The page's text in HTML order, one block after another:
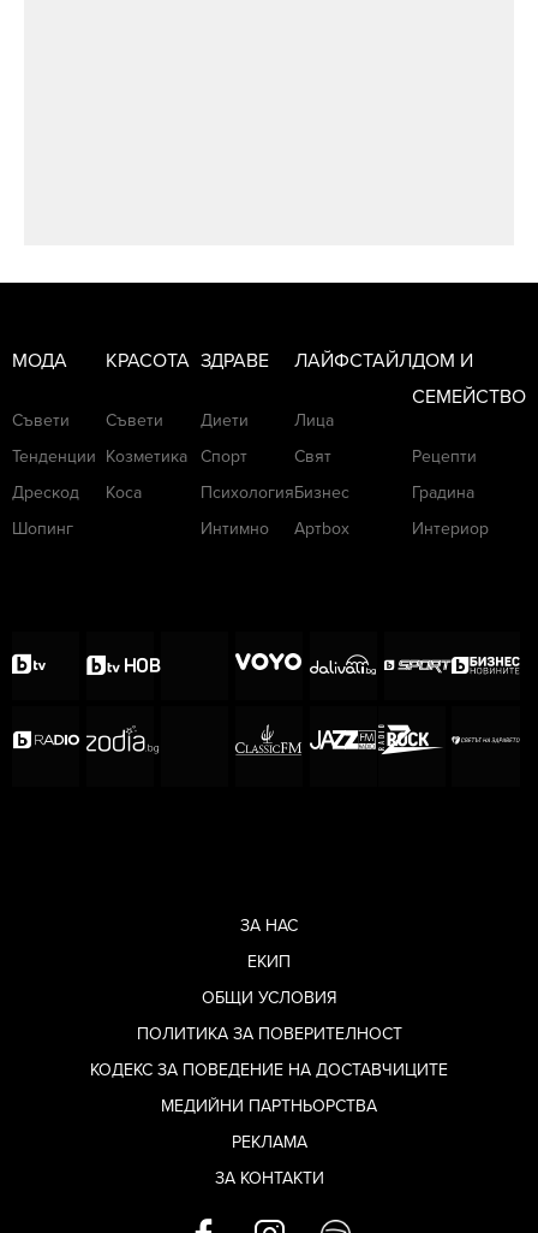
МОДА
Съвети
Тенденции
Дрескод
Шопинг
КРАСОТА
Съвети
Козметика
Коса
ЗДРАВЕ
Диети
Спорт
Психология
Интимно
ЛАЙФСТАЙЛ
Лица
Свят
Бизнес
Артbox
ДОМ И
СЕМЕЙСТВО
Рецепти
Градина
Интериор
ЗА НАС
ЕКИП
ОБЩИ УСЛОВИЯ
ПОЛИТИКА ЗА ПОВЕРИТЕЛНОСТ
КОДЕКС ЗА ПОВЕДЕНИЕ НА ДОСТАВЧИЦИТЕ
МЕДИЙНИ ПАРТНЬОРСТВА
РЕКЛАМА
ЗА КОНТАКТИ